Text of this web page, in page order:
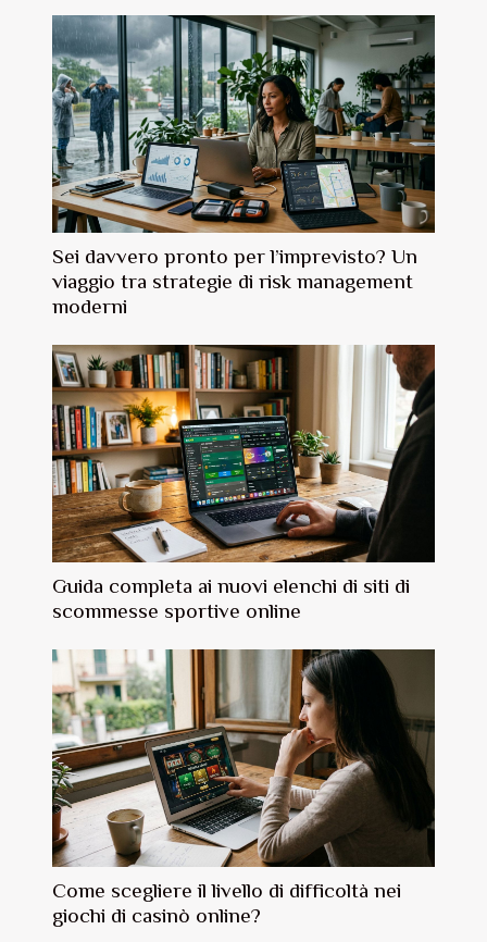
Sei davvero pronto per l’imprevisto? Un
viaggio tra strategie di risk management
moderni
Guida completa ai nuovi elenchi di siti di
scommesse sportive online
Come scegliere il livello di difficoltà nei
giochi di casinò online?